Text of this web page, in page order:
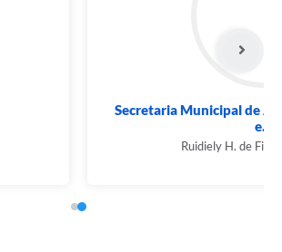
de Administração, Fazenda